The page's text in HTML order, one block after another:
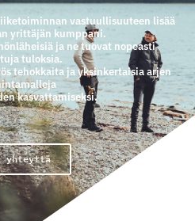
vastuullisuuteen lisää
yrittäjän kumppani.
ja ne tuovat nopeasti
tuloksia.
tehokkaita ja yksinkertaisia arjen
kasvattamiseksi.
yhteyttä